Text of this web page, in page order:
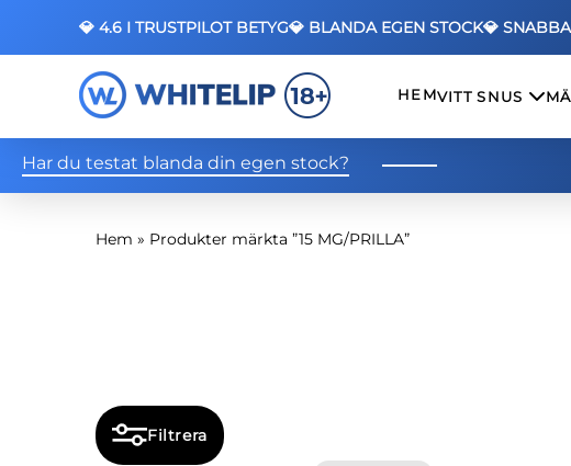
💎 4.6 I TRUSTPILOT BETYG💎 BLANDA EGEN STOCK💎
HEMVITT SNUS
Har du testat blanda din egen stock?
Hem » Produkter märkta ”15 MG/PRILLA”
Filtrera